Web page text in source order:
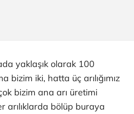
yaklaşık olarak 100
bizim iki, hatta üç arılığımız
bizim ana arı üretimi
arılıklarda bölüp buraya